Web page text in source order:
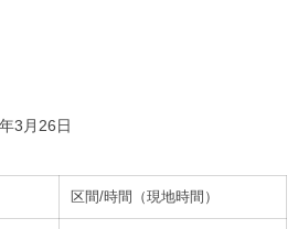
3月26日
区間/時間（現地時間）